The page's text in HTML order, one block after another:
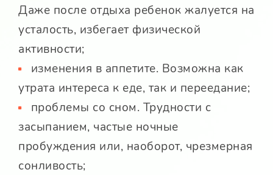
Даже после отдыха ребенок жалуется на
усталость, избегает физической
активности;
изменения в аппетите. Возможна как
утрата интереса к еде, так и переедание;
проблемы со сном. Трудности с
засыпанием, частые ночные
пробуждения или, наоборот, чрезмерная
сонливость;